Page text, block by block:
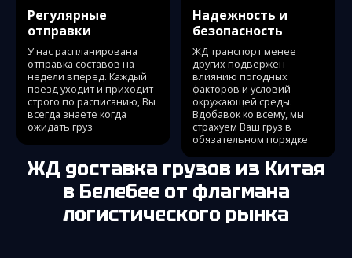
Регулярные
отправки
У нас распланирована
отправка составов на
недели вперед. Каждый
поезд уходит и приходит
строго по расписанию, Вы
всегда знаете когда
ожидать груз
Надежность и
безопасность
ЖД транспорт менее
других подвержен
влиянию погодных
факторов и условий
окружающей среды.
Вдобавок ко всему, мы
страхуем Ваш груз в
обязательном порядке
ЖД доставка грузов из Китая
в Белебее от флагмана
логистического рынка